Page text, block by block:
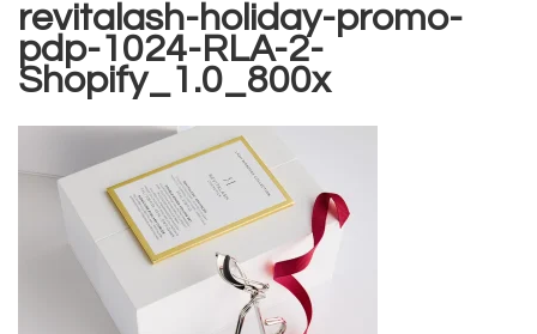
revitalash-holiday-promo-
pdp-1024-RLA-2-
Shopify_1.0_800x